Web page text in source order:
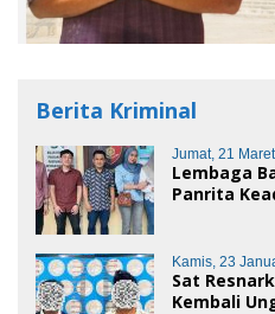
Berita Kriminal
Jumat, 21
Lembaga
Panrita
Polman
Kamis, 23
Sat
Kembali